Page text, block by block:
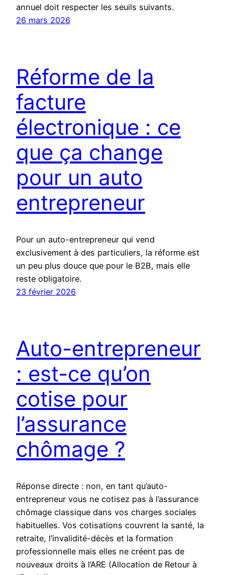
annuel doit respecter les seuils suivants.
26 mars 2026
Réforme de la
facture
électronique : ce
que ça change
pour un auto
entrepreneur
Pour un auto-entrepreneur qui vend
exclusivement à des particuliers, la réforme est
un peu plus douce que pour le B2B, mais elle
reste obligatoire.
23 février 2026
Auto-entrepreneur
: est-ce qu’on
cotise pour
l’assurance
chômage ?
Réponse directe : non, en tant qu’auto-
entrepreneur vous ne cotisez pas à l’assurance
chômage classique dans vos charges sociales
habituelles. Vos cotisations couvrent la santé, la
retraite, l’invalidité-décès et la formation
professionnelle mais elles ne créent pas de
nouveaux droits à l’ARE (Allocation de Retour à